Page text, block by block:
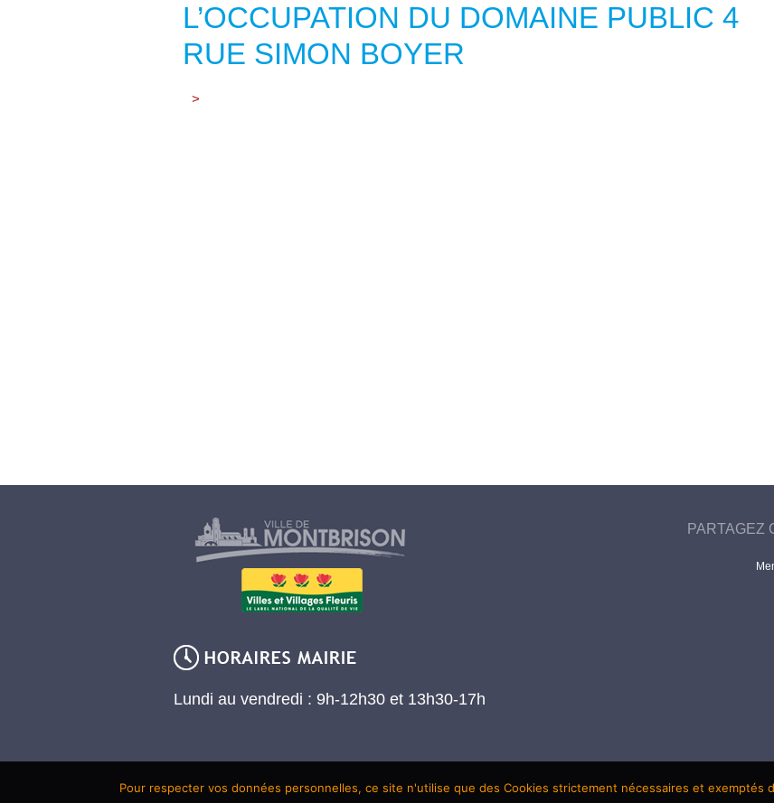
L’OCCUPATION DU DOMAINE PUBLIC 4
RUE SIMON BOYER
>
Lundi au vendredi : 9h-12h30 et 13h30-17h
PARTAGEZ
Pour respecter vos données personnelles, ce site n'utilise que des Cookies strictement nécessaires et exemptés